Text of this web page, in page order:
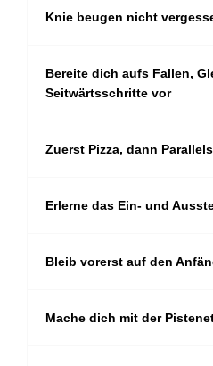
Knie beugen nicht
Bereite dich aufs Fallen, Gleiten und
Seitwärtsschritte vor
Zuerst Pizza, dann
Erlerne das Ein- und
Bleib vorerst auf den
Mache dich mit der